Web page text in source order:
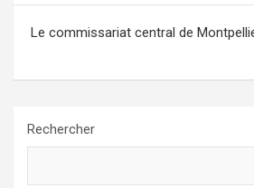
Le commissariat central de
Rechercher